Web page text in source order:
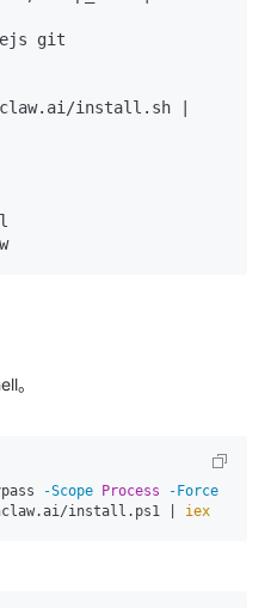
git
install.sh |
。
-Scope Process
-Force
install.ps1 | iex